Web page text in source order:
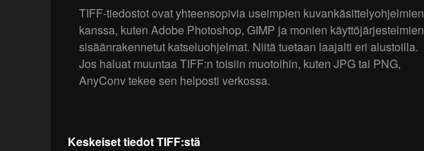
TIFF-tiedostot ovat yhteensopivia useimpien kuvankäsittelyohjelmien
kanssa, kuten Adobe Photoshop, GIMP ja monien käyttöjärjestelmien
sisäänrakennetut katseluohjelmat. Niitä tuetaan laajalti eri alustoilla.
Jos haluat muuntaa TIFF:n toisiin muotoihin, kuten JPG tai PNG,
AnyConv tekee sen helposti verkossa.
Keskeiset tiedot TIFF:stä